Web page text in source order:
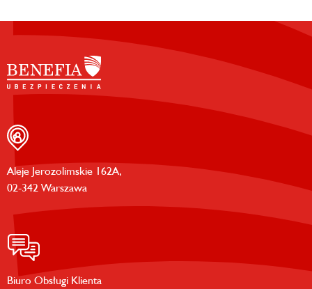
Aleje Jerozolimskie 162A,
02-342 Warszawa
Biuro Obsługi Klienta